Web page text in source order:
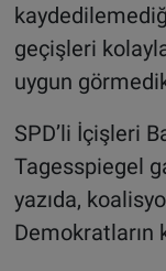
geçişleri
uygun
SPD’li İçişleri
Tagesspiegel
yazıda,
Demokratların